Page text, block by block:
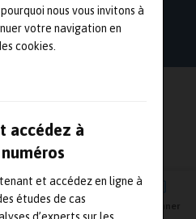
nous vous invitons à
votre navigation en
cookies.
accédez à
et accédez en ligne à
études de cas
Vidéos S'abonner